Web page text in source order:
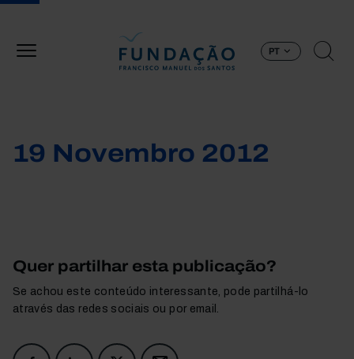
PT
19 Novembro 2012
Quer partilhar esta publicação?
Se achou este conteúdo interessante, pode partilhá-lo
através das redes sociais ou por email.